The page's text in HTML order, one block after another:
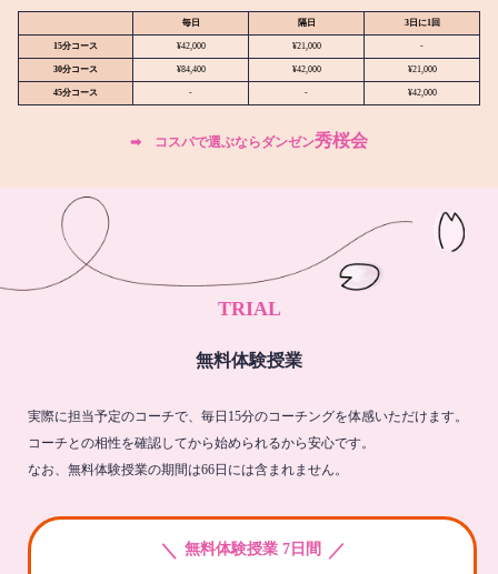
毎日 隔日 3日に1回
15分コース ¥42,000 ¥21,000 -
30分コース ¥84,400 ¥42,000 ¥21,000
45分コース - - ¥42,000
➡︎ コスパで選ぶならダンゼン秀桜会
TRIAL
無料体験授業
実際に担当予定のコーチで、毎日15分のコーチングを体感いただけます。
コーチとの相性を確認してから始められるから安心です。
なお、無料体験授業の期間は66日には含まれません。
＼ 無料体験授業 7日間 ／